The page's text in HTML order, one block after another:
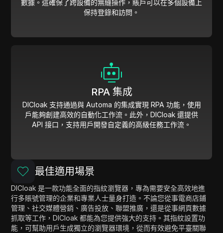
數據。這確保了跨設備的無縫操作，賬戶可以在多個設備上
保持登錄和訪問。
RPA 集成
DICloak 支持通過與 Automa 的集成實現 RPA 功能，使用
戶能夠創建高效的自動化工作流。此外，DICloak 還提供
API 接口，支持用戶開發自定義的高級任務工作流。
最佳適用場景
DICloak 是一款功能全面的指紋瀏覽器，專為需要安全高效地進
行多賬號管理的企業和專業人士量身打造。不論您從事電商店鋪
管理、社交媒體營銷、廣告投放、聯盟推廣，還是從事網頁數據
抓取等工作，DICloak 都能為您提供強大的支持。其指紋設置功
能，可幫助用戶生成獨立的瀏覽器環境，從而有效避免平臺關聯